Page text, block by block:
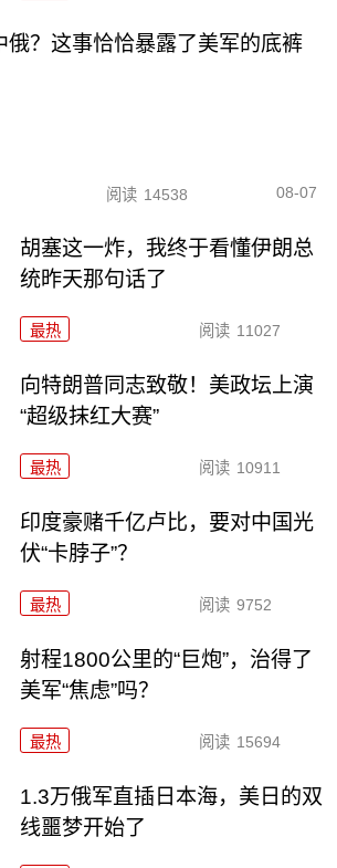
俄？这事恰恰暴露了美军的底裤
阅读 14538 08-07
胡塞这一炸，我终于看懂伊朗总
统昨天那句话了
最热 阅读 11027
向特朗普同志致敬！美政坛上演
“超级抹红大赛”
最热 阅读 10911
印度豪赌千亿卢比，要对中国光
伏“卡脖子”？
最热 阅读 9752
射程1800公里的“巨炮”，治得了
美军“焦虑”吗？
最热 阅读 15694
1.3万俄军直插日本海，美日的双
线噩梦开始了